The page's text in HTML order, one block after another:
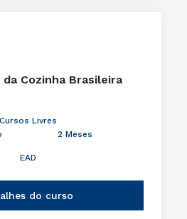
da Cozinha Brasileira
Cursos Livres
2 Meses
EAD
do curso